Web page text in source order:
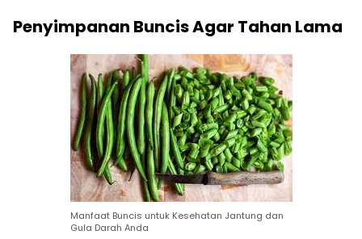
Penyimpanan Buncis Agar Tahan Lama
Manfaat Buncis untuk Kesehatan Jantung dan
Gula Darah Anda